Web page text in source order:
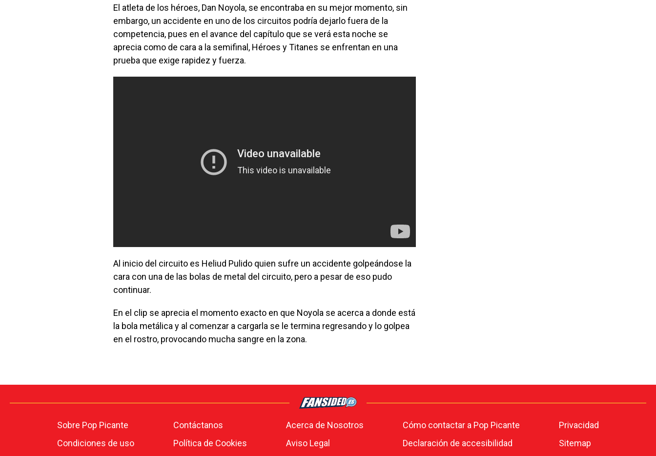
El atleta de los héroes, Dan Noyola, se encontraba en su mejor momento, sin
embargo, un accidente en uno de los circuitos podría dejarlo fuera de la
competencia, pues en el avance del capítulo que se verá esta noche se
aprecia como de cara a la semifinal, Héroes y Titanes se enfrentan en una
prueba que exige rapidez y fuerza.
Al inicio del circuito es Heliud Pulido quien sufre un accidente golpeándose la
cara con una de las bolas de metal del circuito, pero a pesar de eso pudo
continuar.
En el clip se aprecia el momento exacto en que Noyola se acerca a donde está
la bola metálica y al comenzar a cargarla se le termina regresando y lo golpea
en el rostro, provocando mucha sangre en la zona.
Sobre Pop Picante Contáctanos Acerca de Nosotros Cómo contactar a Pop Picante
Privacidad
Condiciones de uso
Política de Cookies Aviso Legal Declaración de accesibilidad Sitemap